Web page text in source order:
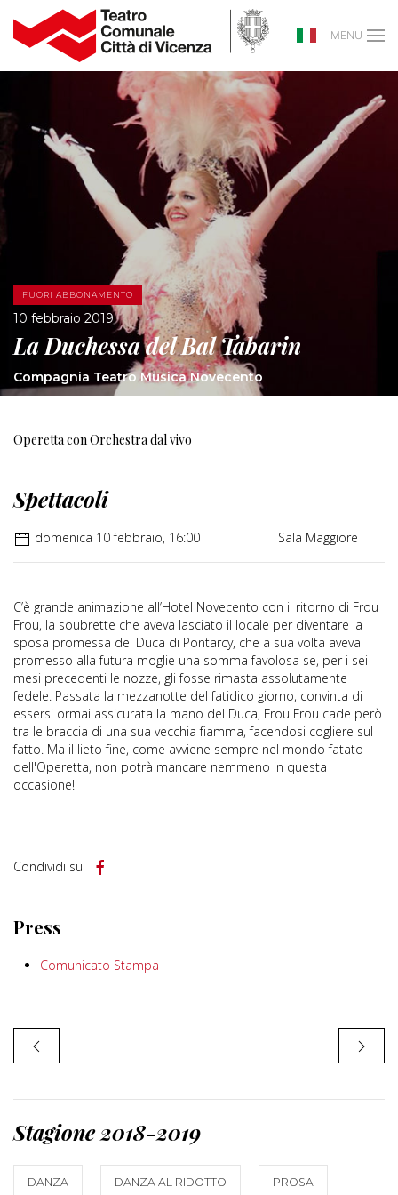
MENU
FUORI ABBONAMENTO
10 febbraio 2019
La Duchessa del Bal Tabarin
Compagnia Teatro Musica Novecento
Operetta con Orchestra dal vivo
Spettacoli
domenica 10 febbraio, 16:00 Sala Maggiore
C’è grande animazione all’Hotel Novecento con il ritorno di Frou
Frou, la soubrette che aveva lasciato il locale per diventare la
sposa promessa del Duca di Pontarcy, che a sua volta aveva
promesso alla futura moglie una somma favolosa se, per i sei
mesi precedenti le nozze, gli fosse rimasta assolutamente
fedele. Passata la mezzanotte del fatidico giorno, convinta di
essersi ormai assicurata la mano del Duca, Frou Frou cade però
tra le braccia di una sua vecchia fiamma, facendosi cogliere sul
fatto. Ma il lieto fine, come avviene sempre nel mondo fatato
dell'Operetta, non potrà mancare nemmeno in questa
occasione!
Condividi su
Press
Comunicato Stampa
Stagione 2018-2019
DANZA DANZA AL RIDOTTO PROSA